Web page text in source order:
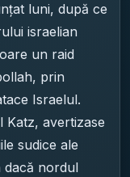
luni, după ce
israelian
un raid
prin
Israelul.
Katz, avertizase
sudice ale
dacă nordul